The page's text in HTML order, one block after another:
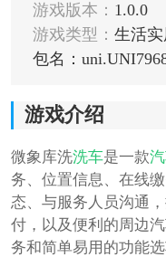
游戏版本： 1.0.0
游戏类型： 生活实
包名：
游戏介绍
微象库洗洗车是一款
务、位置信息、在线
态、与服务人员沟通
付，以及便利的周边
务和简单易用的功能选